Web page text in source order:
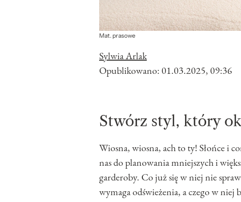
Mat. prasowe
Sylwia Arlak
Opublikowano: 01.03.2025, 09:36
Stwórz styl, który
Wiosna, wiosna, ach to ty! Słońce i
nas do planowania mniejszych i
garderoby. Co już się w niej nie
wymaga odświeżenia, a czego w